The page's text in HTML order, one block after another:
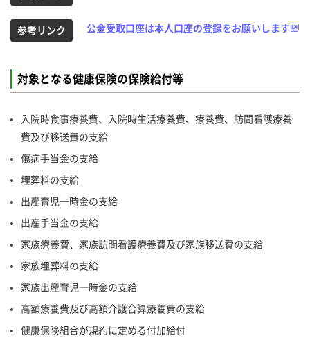
参考リンク 公金受取口座は本人口座の登録をお願いします
対象となる健康保険の保険給付等
入院時食事療養費、入院時生活療養費、療養費、訪問看護療養
費及び移送費の支給
傷病手当金の支給
埋葬料の支給
出産育児一時金の支給
出産手当金の支給
家族療養費、家族訪問看護療養費及び家族移送費の支給
家族埋葬料の支給
家族出産育児一時金の支給
高額療養費及び高額介護合算療養費の支給
健康保険組合が規約に定める付加給付